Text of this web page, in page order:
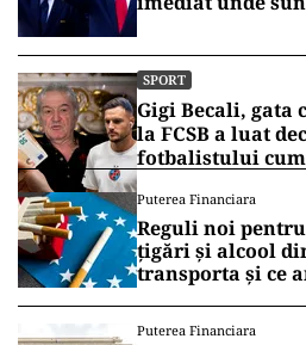
SPORT
Gigi Becali, gata
la FCSB a luat
fotbalistului
Puterea Financiara
Reguli noi
țigări și alcool
transporta și ce
Puterea Financiara